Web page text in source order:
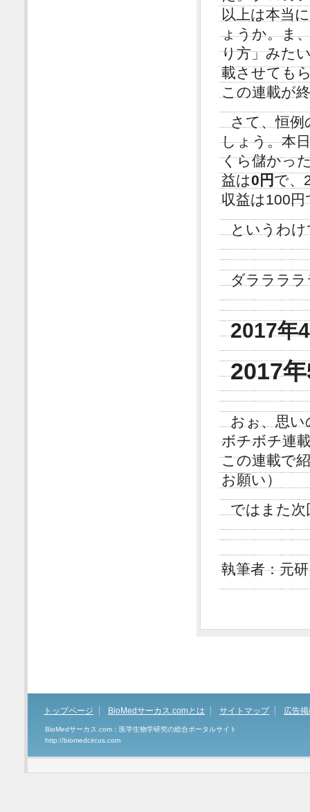
以上は本当
ょうか。ま
り方」みた
載させても
この連載が
さて、恒
しょう。本
くら儲かっ
益は0円 で、
収益は100円
というわけ
ダラララ
2017年
2017
おぉ、思
ボチボチ連
この連載で
お願い）
ではまた
執筆者：元
トップページ BioMedサーカス.comとは サイトマップ 広告
BioMedサーカス.com：医学生物学研究の総合ポータルサイト
http://biomedcircus.com